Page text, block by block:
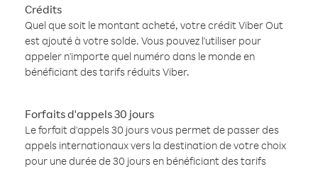
Crédits
Quel que soit le montant acheté, votre crédit Viber Out
est ajouté à votre solde. Vous pouvez l'utiliser pour
appeler n'importe quel numéro dans le monde en
bénéficiant des tarifs réduits Viber.
Forfaits d'appels 30 jours
Le forfait d'appels 30 jours vous permet de passer des
appels internationaux vers la destination de votre choix
pour une durée de 30 jours en bénéficiant des tarifs